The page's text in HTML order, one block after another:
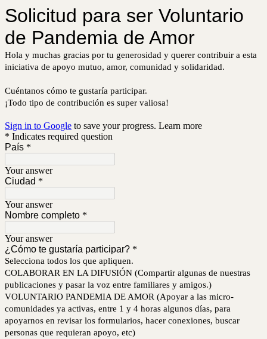
Solicitud para ser Voluntario
de Pandemia de Amor
Hola y muchas gracias por tu generosidad y querer contribuir a esta
iniciativa de apoyo mutuo, amor, comunidad y solidaridad.
Cuéntanos cómo te gustaría participar.
¡Todo tipo de contribución es super valiosa!
Sign in to Google to save your progress. Learn more
* Indicates required question
País *
Your answer
Ciudad *
Your answer
Nombre completo *
Your answer
¿Cómo te gustaría participar? *
Selecciona todos los que apliquen.
COLABORAR EN LA DIFUSIÓN (Compartir algunas de nuestras
publicaciones y pasar la voz entre familiares y amigos.)
VOLUNTARIO PANDEMIA DE AMOR (Apoyar a las micro-
comunidades ya activas, entre 1 y 4 horas algunos días, para
apoyarnos en revisar los formularios, hacer conexiones, buscar
personas que requieran apoyo, etc)